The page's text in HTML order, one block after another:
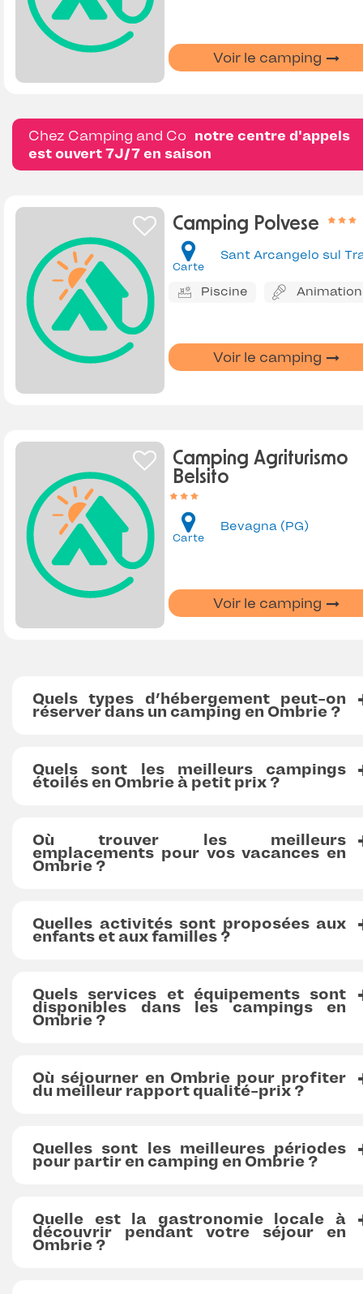
Voir le camping
Chez Camping and Co notre centre d'appels
est ouvert 7J/7 en saison
Camping Polvese
Carte
Piscine
Voir le camping
Camping Agriturismo
Belsito
Carte
Bevagna (PG)
Voir le camping
Quels types d’hébergement peut-on
réserver dans un camping en Ombrie ?
Quels sont les meilleurs campings
étoilés en Ombrie à petit prix ?
Où trouver les meilleurs
emplacements pour vos vacances en
Ombrie ?
Quelles activités sont proposées aux
enfants et aux familles ?
Quels services et équipements sont
disponibles dans les campings en
Ombrie ?
Où séjourner en Ombrie pour profiter
du meilleur rapport qualité-prix ?
Quelles sont les meilleures périodes
pour partir en camping en Ombrie ?
Quelle est la gastronomie locale à
découvrir pendant votre séjour en
Ombrie ?